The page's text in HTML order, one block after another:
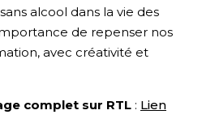
alcool dans la vie des
de repenser nos
avec créativité et
complet sur RTL : Lien